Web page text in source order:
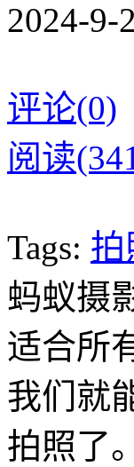
2024-9-
评论(0)
阅读
Tags: 拍
蚂蚁摄
适合所
我们就
拍照了。